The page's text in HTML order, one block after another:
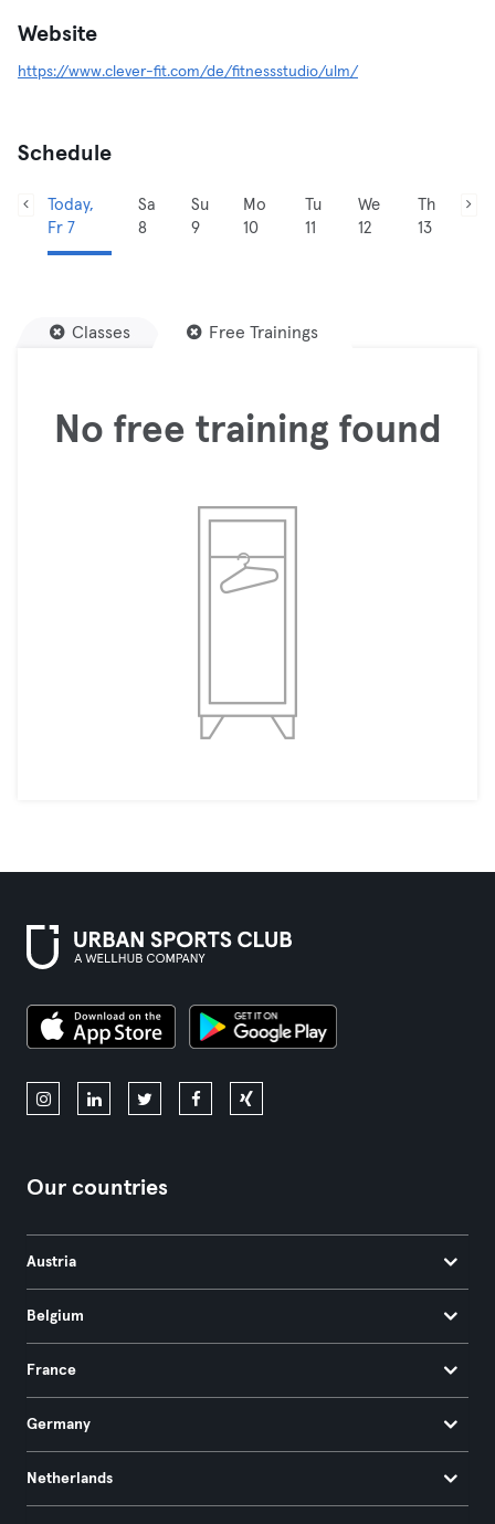
Website
https://www.clever-fit.com/de/fitnessstudio/ulm/
Schedule
Today,
Fr 7
Sa
8
Su
9
Mo
10
Tu
11
We
12
Th
13
Classes Free Trainings
No free training found
Our countries
Austria
Belgium
France
Germany
Netherlands